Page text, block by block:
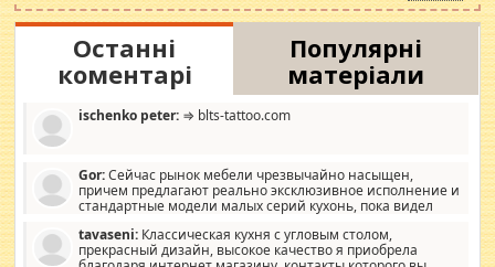
Останні
коментарі
Популярні
матеріали
ischenko peter: ⇒ blts-tattoo.com
Gor:Сейчас рынок мебели чрезвычайно насыщен,
причем предлагают реально эксклюзивное исполнение и
стандартные модели малых серий кухонь, пока видел
стандартные формы, в MebelOk, креативненько и что главное -
со вкусом все в порядке, без ненужных наворотов удорожающих
tavaseni: Классическая кухня с угловым столом,
прекрасный дизайн, высокое качество я приобрела